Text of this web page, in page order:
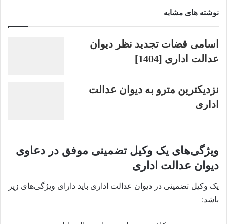
نوشته های مشابه
اسامی قضات تجدید نظر دیوان
عدالت اداری [1404]
نزدیکترین مترو به دیوان عدالت
اداری
ویژگی‌های یک وکیل تضمینی موفق در دعاوی
دیوان عدالت اداری
یک وکیل تضمینی در دیوان عدالت اداری باید دارای ویژگی‌های زیر
باشد: